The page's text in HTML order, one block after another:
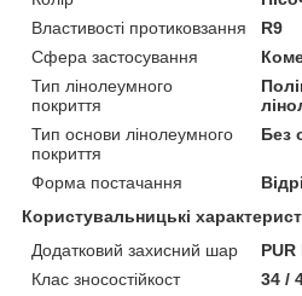
Властивості протиковзання
R9
Сфера застосування
Тип лінолеумного
покриття
Тип основи лінолеумного
покриття
Без
Форма постачання
Користувальницькі
Додатковий захисний шар
Клас зносостійкост
34 /